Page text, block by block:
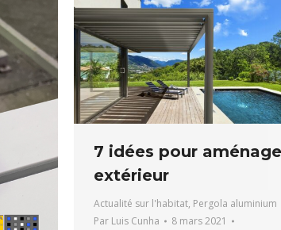
7 idées pour
extérieur
Actualité sur l'habitat, Pergola aluminium
Par Luis Cunha
8 mars 2021